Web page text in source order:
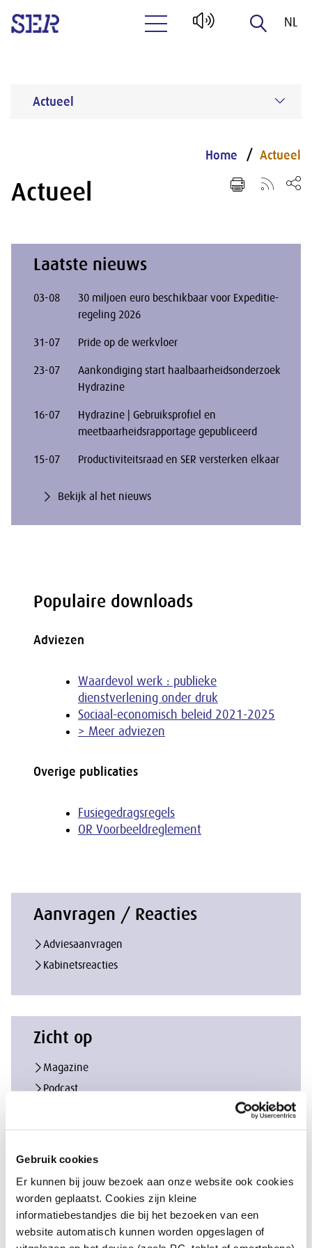
Gebruik cookies
Er kunnen bij jouw bezoek aan onze website ook cookies
worden geplaatst. Cookies zijn kleine
informatiebestandjes die bij het bezoeken van een
website automatisch kunnen worden opgeslagen of
NL
Actueel
Home Actueel
Actueel
Laatste nieuws
03-08
30 miljoen euro beschikbaar voor Expeditie-
regeling 2026
31-07 Pride op de werkvloer
23-07
Aankondiging start haalbaarheidsonderzoek
Hydrazine
16-07
Hydrazine | Gebruiksprofiel en
meetbaarheidsrapportage gepubliceerd
15-07 Productiviteitsraad en SER versterken elkaar
Bekijk al het nieuws
Populaire downloads
Adviezen
Waardevol werk : publieke
dienstverlening onder druk
Sociaal-economisch beleid 2021-2025
> Meer adviezen
Overige publicaties
Fusiegedragsregels
OR Voorbeeldreglement
Aanvragen / Reacties
Adviesaanvragen
Kabinetsreacties
Zicht op
Magazine
Podcast